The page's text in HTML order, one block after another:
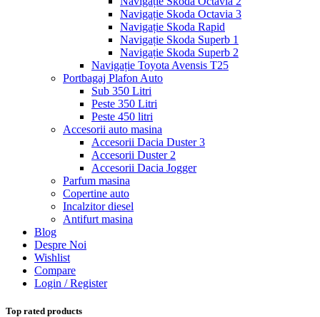
Navigație Skoda Octavia 3
Navigație Skoda Rapid
Navigație Skoda Superb 1
Navigație Skoda Superb 2
Navigație Toyota Avensis T25
Portbagaj Plafon Auto
Sub 350 Litri
Peste 350 Litri
Peste 450 litri
Accesorii auto masina
Accesorii Dacia Duster 3
Accesorii Duster 2
Accesorii Dacia Jogger
Parfum masina
Copertine auto
Incalzitor diesel
Antifurt masina
Blog
Despre Noi
Wishlist
Compare
Login / Register
Top rated products